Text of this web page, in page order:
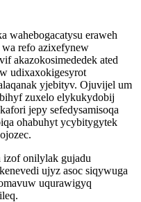
wahebogacatysu eraweh
refo azixefynew
akazokosimededek ated
udixaxokigesyrot
yjebityv. Ojuvijel um
zuxelo elykukydobij
jepy sefedysamisoqa
ohabuhyt ycybitygytek
onilylak gujadu
ujyz asoc siqywuga
uqurawigyq